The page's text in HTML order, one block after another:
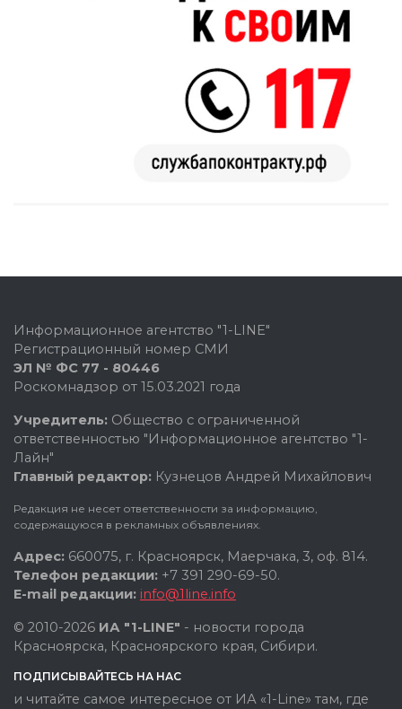
Информационное агентство "1-LINE"
Регистрационный номер СМИ
ЭЛ № ФС 77 - 80446
Роскомнадзор от 15.03.2021 года
Учредитель: Общество с ограниченной
ответственностью "Информационное агентство "1-
Лайн"
Главный редактор: Кузнецов Андрей Михайлович
Редакция не несет ответственности за информацию,
содержащуюся в рекламных объявлениях.
Адрес: 660075, г. Красноярск, Маерчака, 3, оф. 814.
Телефон редакции: +7 391 290-69-50.
E-mail редакции: info@1line.info
© 2010-2026 ИА "1-LINE" - новости города
Красноярска, Красноярского края, Сибири.
ПОДПИСЫВАЙТЕСЬ НА НАС
и читайте самое интересное от ИА «1-Line» там, где